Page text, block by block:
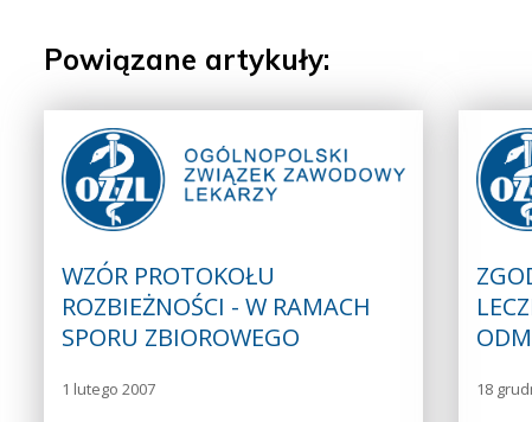
Powiązane artykuły:
WZÓR PROTOKOŁU
ROZBIEŻNOŚCI - W RAMACH
SPORU ZBIOROWEGO
1 lutego 2007 18